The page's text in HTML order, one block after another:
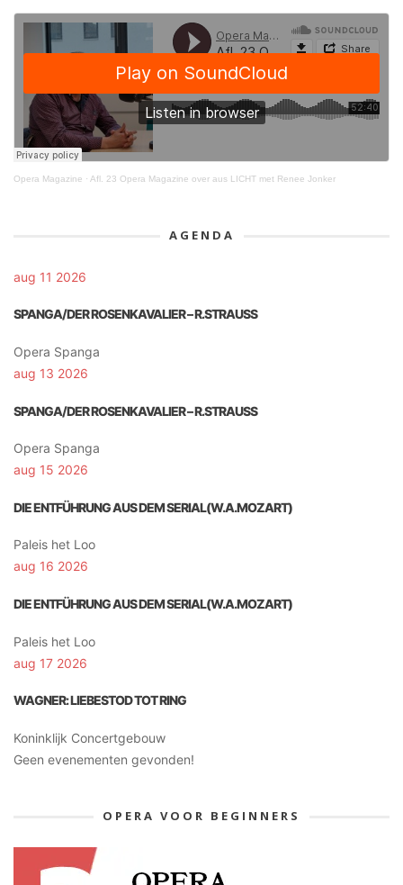
Opera Magazine · Afl. 23 Opera Magazine over aus LICHT met Renee Jonker
AGENDA
aug 11 2026
SPANGA/DER ROSENKAVALIER – R.STRAUSS
Opera Spanga
aug 13 2026
SPANGA/DER ROSENKAVALIER – R.STRAUSS
Opera Spanga
aug 15 2026
DIE ENTFÜHRUNG AUS DEM SERIAL(W.A.MOZART)
Paleis het Loo
aug 16 2026
DIE ENTFÜHRUNG AUS DEM SERIAL(W.A.MOZART)
Paleis het Loo
aug 17 2026
WAGNER: LIEBESTOD TOT RING
Koninklijk Concertgebouw
Geen evenementen gevonden!
OPERA VOOR BEGINNERS